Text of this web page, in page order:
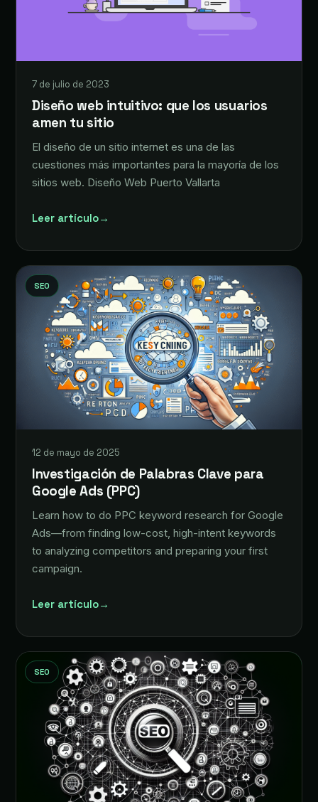
7 de julio de 2023
Diseño web intuitivo: que los usuarios
amen tu sitio
El diseño de un sitio internet es una de las
cuestiones más importantes para la mayoría de los
sitios web. Diseño Web Puerto Vallarta
Leer artículo→
SEO
12 de mayo de 2025
Investigación de Palabras Clave para
Google Ads (PPC)
Learn how to do PPC keyword research for Google
Ads—from finding low-cost, high-intent keywords
to analyzing competitors and preparing your first
campaign.
Leer artículo→
SEO